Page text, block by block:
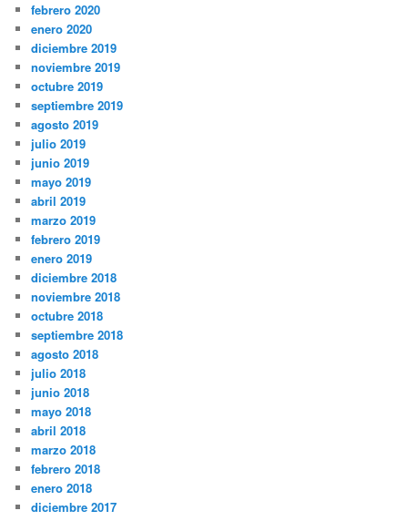
febrero 2020
enero 2020
diciembre 2019
noviembre 2019
octubre 2019
septiembre 2019
agosto 2019
julio 2019
junio 2019
mayo 2019
abril 2019
marzo 2019
febrero 2019
enero 2019
diciembre 2018
noviembre 2018
octubre 2018
septiembre 2018
agosto 2018
julio 2018
junio 2018
mayo 2018
abril 2018
marzo 2018
febrero 2018
enero 2018
diciembre 2017